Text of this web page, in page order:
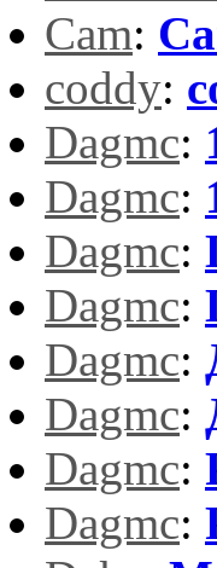
Cam:
coddy:
Dagmc:
Dagmc:
Dagmc:
Dagmc:
Dagmc:
Dagmc:
Dagmc:
Dagmc: